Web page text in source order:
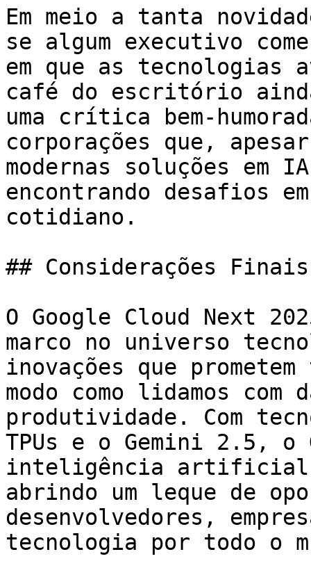
Em meio a tanta
se algum executivo
em que as tecnologias
café do escritório
uma crítica bem-
corporações que,
modernas soluções em
encontrando desafios
cotidiano.
## Considerações Finais
O Google Cloud Next
marco no universo
inovações que
modo como lidamos com
produtividade. Com
TPUs e o Gemini 2.5, o
inteligência artificial
abrindo um leque de
desenvolvedores,
tecnologia por todo o